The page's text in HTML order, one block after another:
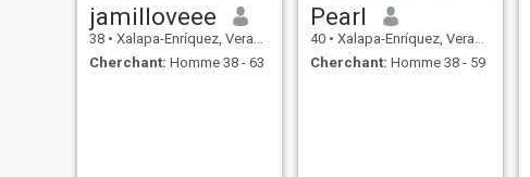
jamilloveee
38 • Xalapa-Enríquez, Veracruz, Mexique
Cherchant: Homme 38 - 63
Pearl
40 • Xalapa-Enríquez, Veracruz, Mexique
Cherchant: Homme 38 - 59